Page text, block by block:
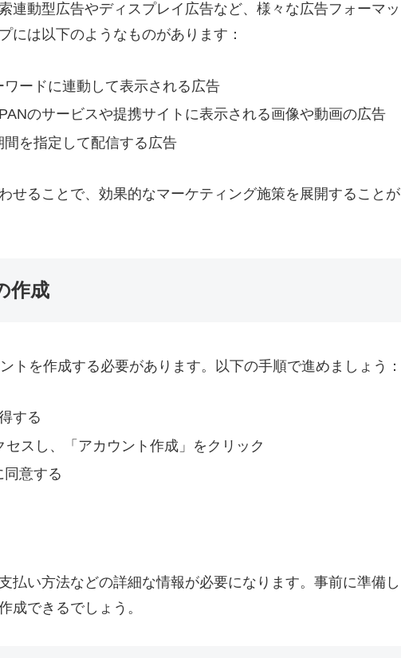
連動型広告やディスプレイ広告など、様々な広告フォーマッ
には以下のようなものがあります：
ードに連動して表示される広告
のサービスや提携サイトに表示される画像や動画の広告
を指定して配信する広告
せることで、効果的なマーケティング施策を展開することが
作成
トを作成する必要があります。以下の手順で進めましょう：
する
スし、「アカウント作成」をクリック
意する
払い方法などの詳細な情報が必要になります。事前に準備し
成できるでしょう。